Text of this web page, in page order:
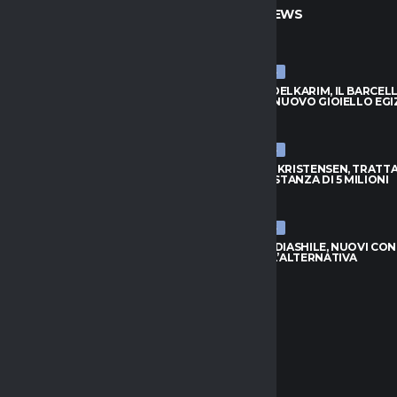
ULTIME NEWS
ULTIME NEWS
HAMZA ABDELKARIM, IL
SCOPRE IL NUOVO GIOIELLO
ULTIME NEWS
ATALANTA-KRISTENSEN,
APERTA: DISTANZA DI 5 MILIONI
ULTIME NEWS
NAPOLI-BADIASHILE, NUOVI
AGUERD È L’ALTERNATIVA